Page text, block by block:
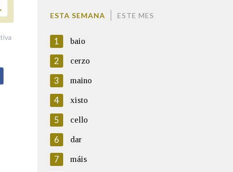
ESTA SEMANA ESTE MES
1 baio
2 cerzo
3 maino
4 xisto
5 cello
6 dar
7 máis